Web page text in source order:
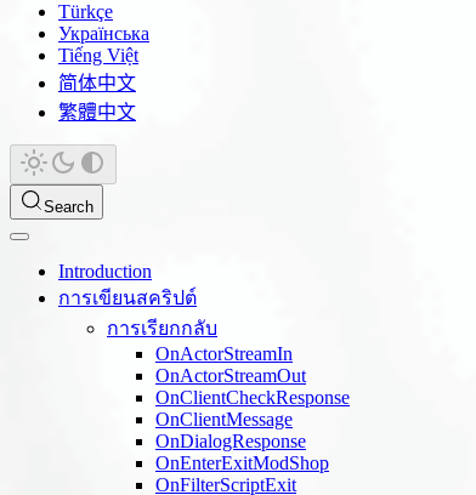
Türkçe
Українська
Tiếng Việt
简体中文
繁體中文
Search
Introduction
การเขียนสคริปต์
การเรียกกลับ
OnActorStreamIn
OnActorStreamOut
OnClientCheckResponse
OnClientMessage
OnDialogResponse
OnEnterExitModShop
OnFilterScriptExit